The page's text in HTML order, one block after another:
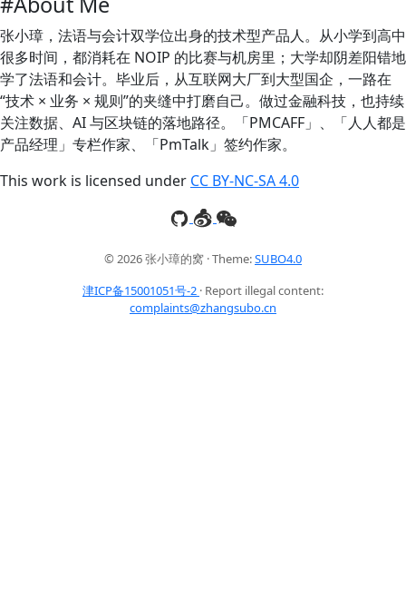
张小璋，法语与会计双学位出身的技术型产品人。从小学到高中
很多时间，都消耗在 NOIP 的比赛与机房里；大学却阴差阳错地
学了法语和会计。毕业后，从互联网大厂到大型国企，一路在
“技术 × 业务 × 规则”的夹缝中打磨自己。做过金融科技，也持续
关注数据、AI 与区块链的落地路径。「PMCAFF」、「人人都是
产品经理」专栏作家、「PmTalk」签约作家。
This work is licensed under CC BY-NC-SA 4.0
© 2026 张小璋的窝 · Theme:SUBO4.0
津ICP备15001051号-2 · Report illegal content:
complaints@zhangsubo.cn